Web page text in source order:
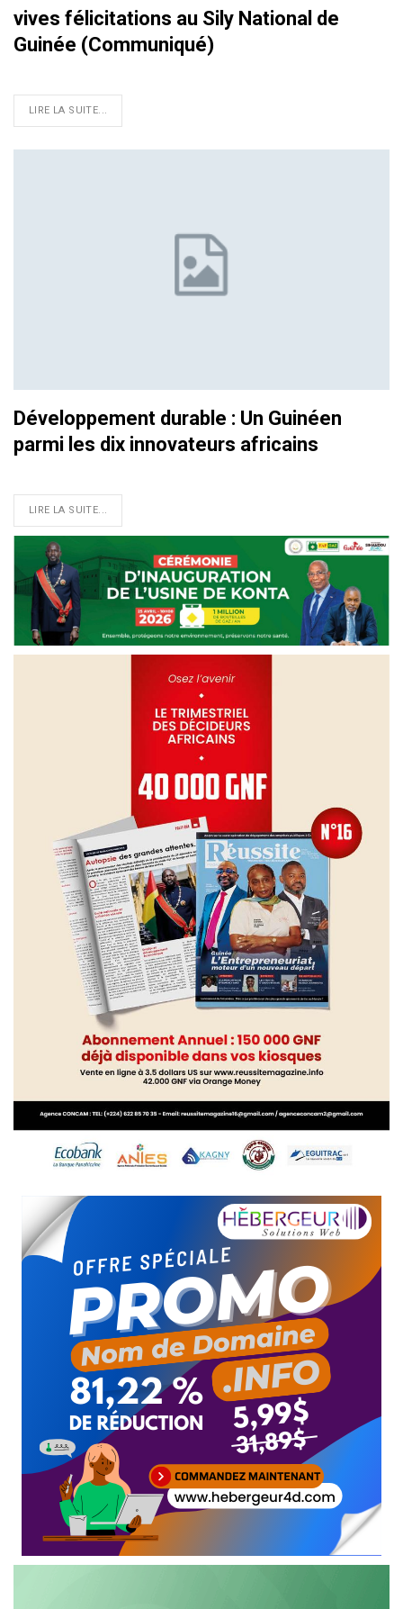
vives félicitations au Sily National de
Guinée (Communiqué)
LIRE LA SUITE...
Développement durable : Un Guinéen
parmi les dix innovateurs africains
LIRE LA SUITE...